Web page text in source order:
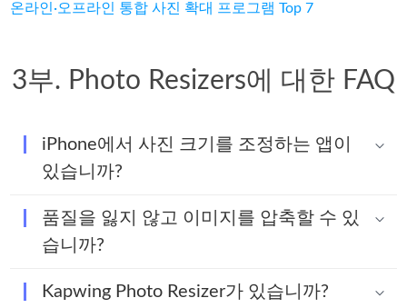
온라인·오프라인 통합 사진 확대 프로그램 Top 7
3부. Photo Resizers에 대한 FAQ
iPhone에서 사진 크기를 조정하는 앱이
있습니까?
품질을 잃지 않고 이미지를 압축할 수 있
습니까?
Kapwing Photo Resizer가 있습니까?